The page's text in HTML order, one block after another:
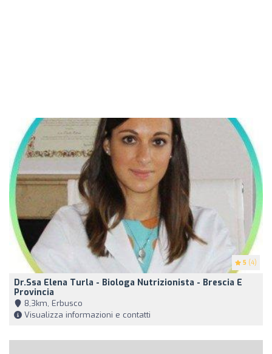
5 (4)
Dr.ssa Elena Turla - Biologa Nutrizionista - Brescia E
Provincia
8,3km, Erbusco
Visualizza informazioni e contatti